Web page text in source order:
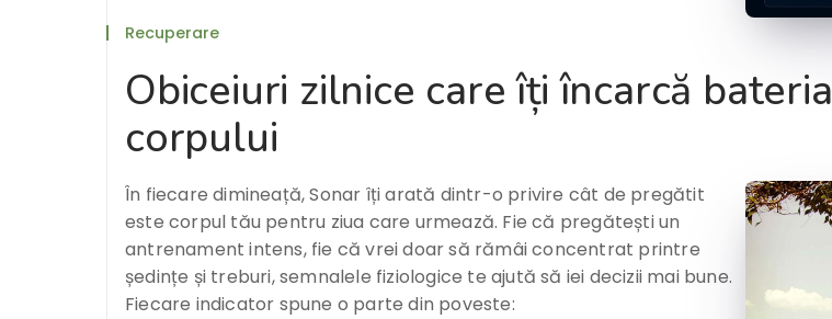
Recuperare
Obiceiuri zilnice care îți încarcă bateria
corpului
În fiecare dimineață, Sonar îți arată dintr-o privire cât de pregătit
este corpul tău pentru ziua care urmează. Fie că pregătești un
antrenament intens, fie că vrei doar să rămâi concentrat printre
ședințe și treburi, semnalele fiziologice te ajută să iei decizii mai bune.
Fiecare indicator spune o parte din poveste: